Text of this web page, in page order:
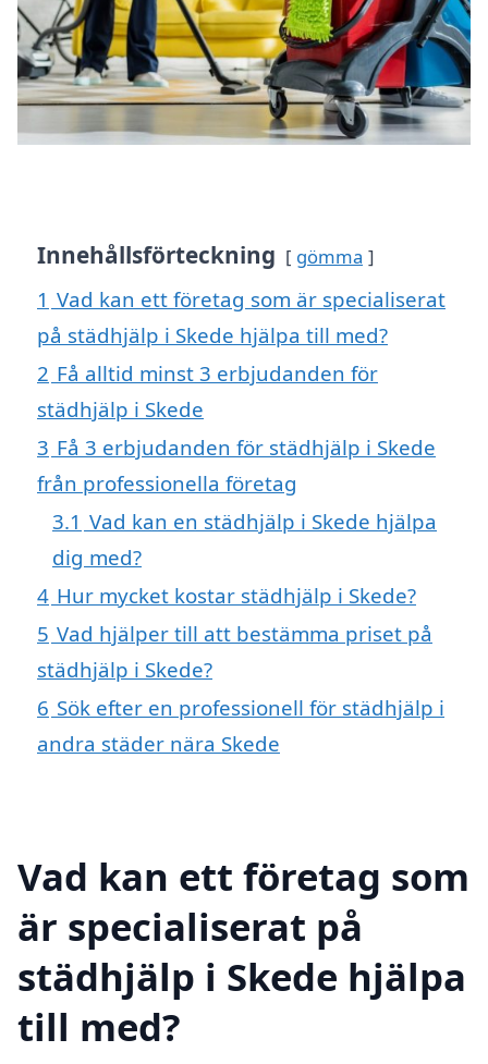
Innehållsförteckning gömma
1 Vad kan ett företag som är specialiserat
på städhjälp i Skede hjälpa till med?
2 Få alltid minst 3 erbjudanden för
städhjälp i Skede
3 Få 3 erbjudanden för städhjälp i Skede
från professionella företag
3.1 Vad kan en städhjälp i Skede hjälpa
dig med?
4 Hur mycket kostar städhjälp i Skede?
5 Vad hjälper till att bestämma priset på
städhjälp i Skede?
6 Sök efter en professionell för städhjälp i
andra städer nära Skede
Vad kan ett företag som
är specialiserat på
städhjälp i Skede hjälpa
till med?